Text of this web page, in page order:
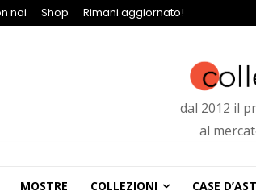
noi Shop Rimani aggiornato!
dal 2012 il
al
MOSTRE COLLEZIONI CASE